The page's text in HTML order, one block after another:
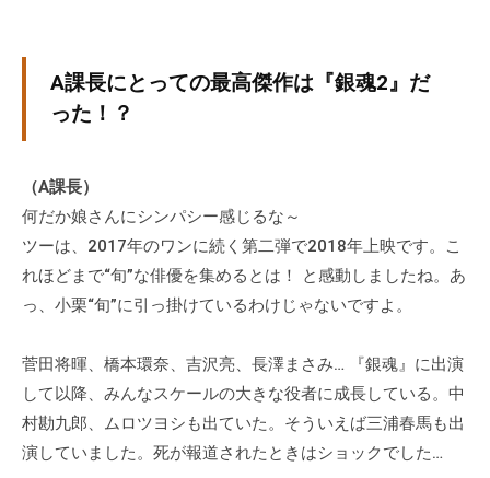
コ
ー
チ
を
い
る
方
、
A課長にとっての最高傑作は『銀魂2』だ
った！？
（A課長）
何だか娘さんにシンパシー感じるな～
ツーは、2017年のワンに続く第二弾で2018年上映です。こ
れほどまで“旬”な俳優を集めるとは！ と感動しましたね。あ
っ、小栗“旬”に引っ掛けているわけじゃないですよ。
菅田将暉、橋本環奈、吉沢亮、長澤まさみ… 『銀魂』に出演
して以降、みんなスケールの大きな役者に成長している。中
村勘九郎、ムロツヨシも出ていた。そういえば三浦春馬も出
演していました。死が報道されたときはショックでした…